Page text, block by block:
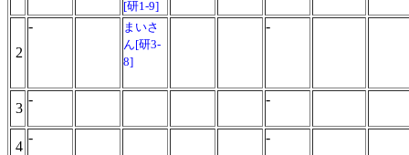
[研1-9]
2
-
まいさ
ん[研3-
8]
-
3
- -
4
- -